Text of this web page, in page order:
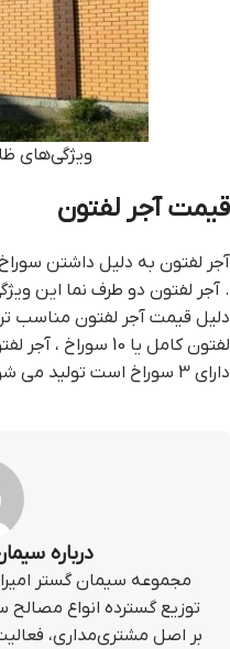
ویژگی‌های
قیمت آجر لفتون
آجر لفتون به دلیل داشتن
. آجر لفتون دو طرف نما این
دلیل قیمت آجر لفتون مناسب
دارای 3 سوراخ است تولید می شود .
درباره
توزیع گسترده انواع مصالح
بر اصل مشتری‌مداری،